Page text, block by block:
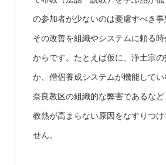
の参加者が少ないのは憂慮すべき
その改善を組織やシステムに頼る
からです。たとえば仮に、浄土宗の
か、僧侶養成システムが機能して
奈良教区の組織的な弊害であるな
教熱が高まらない原因をなすりつけ
せん。